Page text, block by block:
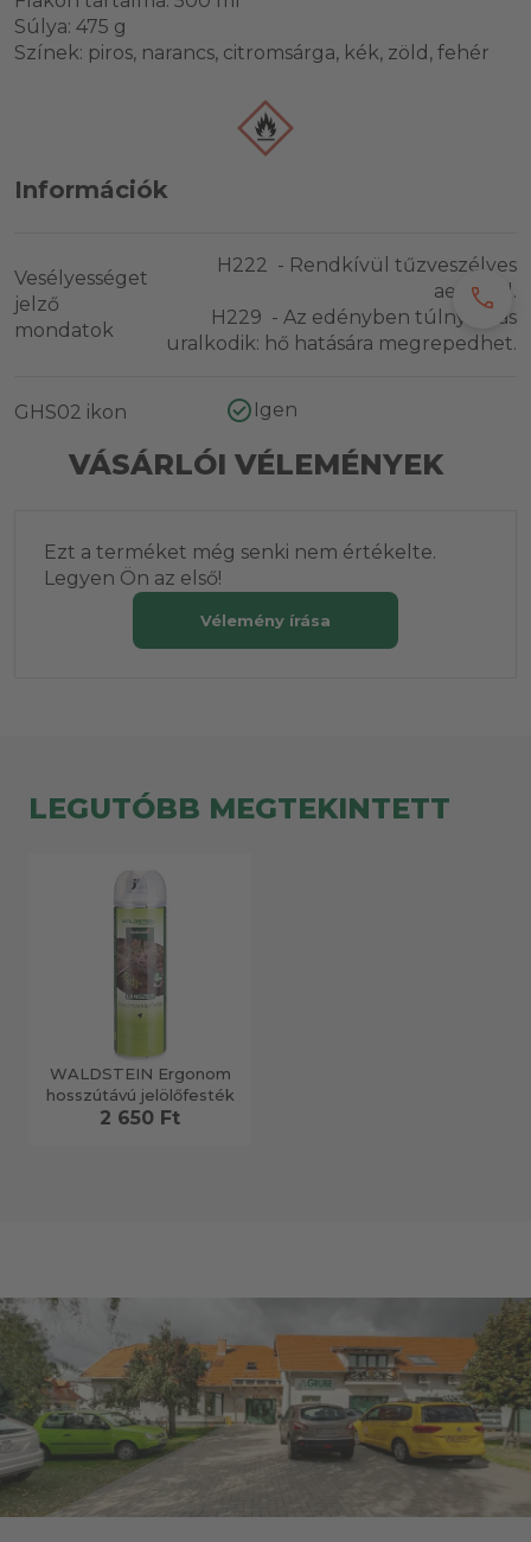
Súlya: 475 g
Színek: piros, narancs, citromsárga, kék, zöld, fehér
Információk
Vesélyességet
jelző
mondatok
H222 - Rendkívül tűzveszélyes
aeroszol.
H229 - Az edényben túlnyomás
uralkodik: hő hatására megrepedhet.
GHS02 ikon Igen
VÁSÁRLÓI VÉLEMÉNYEK
Ezt a terméket még senki nem értékelte.
Legyen Ön az első!
Vélemény írása
LEGUTÓBB MEGTEKINTETT
WALDSTEIN Ergonom
hosszútávú jelölőfesték
2 650 Ft
call